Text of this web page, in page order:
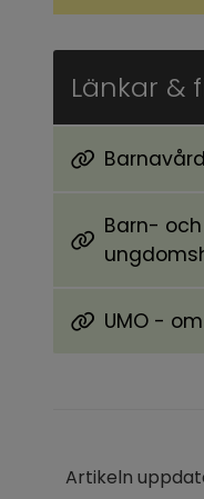
Länkar &
Länk till
Barn- och
Länk till
UMO -
Länk till
Artikeln